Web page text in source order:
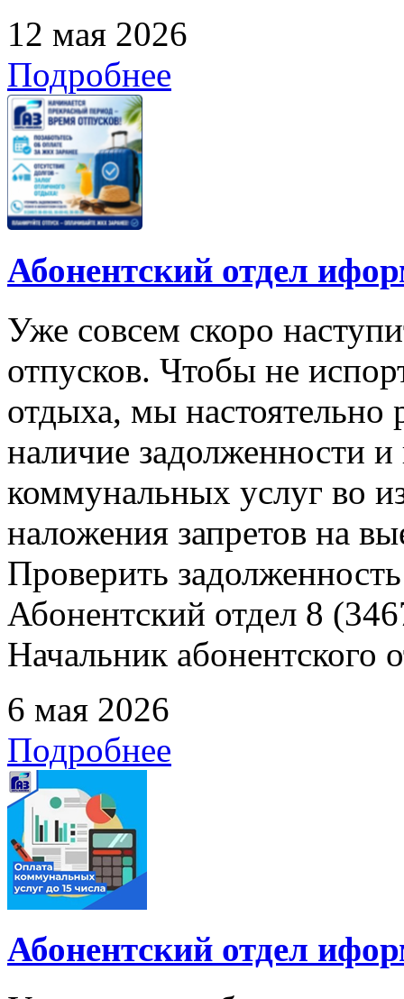
12 мая 2026
Подробнее
Абонентский отдел
Уже совсем скоро
отпусков. Чтобы не
отдыха, мы настоятельно
наличие задолженности и
коммунальных услуг во
наложения запретов на
Проверить
Абонентский отдел 8
Начальник абонентского
6 мая 2026
Подробнее
Абонентский отдел